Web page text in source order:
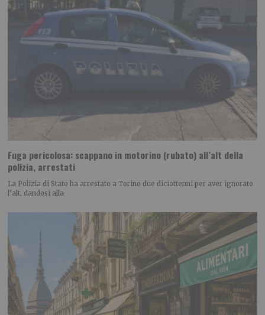
Fuga pericolosa: scappano in motorino (rubato) all’alt della
polizia, arrestati
La Polizia di Stato ha arrestato a Torino due diciottenni per aver ignorato
l’alt, dandosi alla